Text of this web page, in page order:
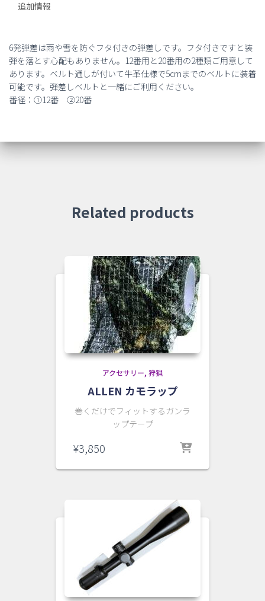
追加情報
6発弾差は雨や雪を防ぐフタ付きの弾差しです。フタ付きですと装
弾を落とす心配もありません。12番用と20番用の2種類ご用意して
あります。ベルト通しが付いて牛革仕様で5cmまでのベルトに装着
可能です。弾差しベルトと一緒にご利用ください。
番径：①12番 ②20番
Related products
アクセサリー 狩猟
ALLEN カモラップ
巻くだけでフィットするガンラ
ップテープ
¥3,850